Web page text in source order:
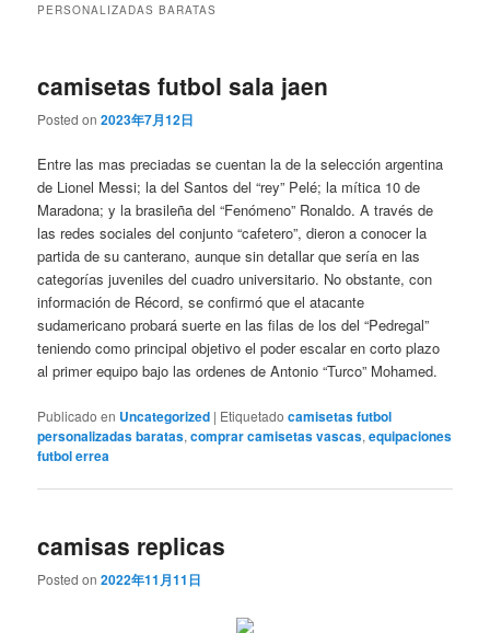
PERSONALIZADAS BARATAS
camisetas futbol sala jaen
Posted on2023年7月12日
Entre las mas preciadas se cuentan la de la selección argentina
de Lionel Messi; la del Santos del “rey” Pelé; la mítica 10 de
Maradona; y la brasileña del “Fenómeno” Ronaldo. A través de
las redes sociales del conjunto “cafetero”, dieron a conocer la
partida de su canterano, aunque sin detallar que sería en las
categorías juveniles del cuadro universitario. No obstante, con
información de Récord, se confirmó que el atacante
sudamericano probará suerte en las filas de los del “Pedregal”
teniendo como principal objetivo el poder escalar en corto plazo
al primer equipo bajo las ordenes de Antonio “Turco” Mohamed.
Publicado en Uncategorized | Etiquetado camisetas futbol
personalizadas baratas,comprar camisetas vascas,equipaciones
futbol errea
camisas replicas
Posted on2022年11月11日